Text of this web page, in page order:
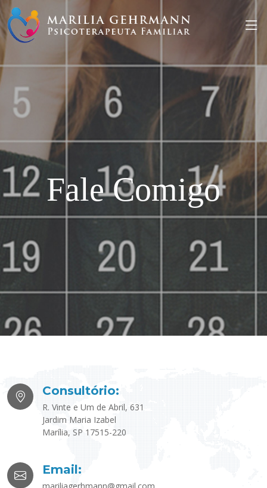
Fale Comigo
Consultório:
R. Vinte e Um de Abril, 631
Jardim Maria Izabel
Marília, SP 17515-220
Email: